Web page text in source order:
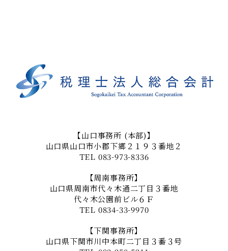
【山口事務所 (本部)】
山口県山口市小郡下郷２１９３番地２
TEL 083-973-8336
【周南事務所】
山口県周南市代々木通二丁目３番地
代々木公園前ビル６Ｆ
TEL 0834-33-9970
【下関事務所】
山口県下関市川中本町二丁目３番３号